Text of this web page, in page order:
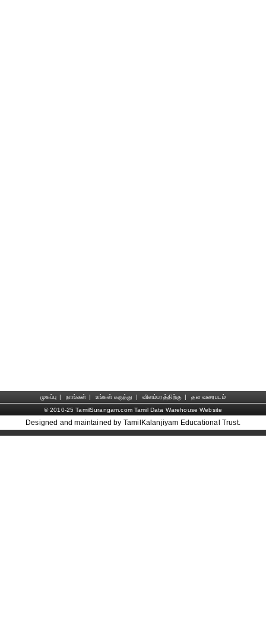
முகப்பு | நாங்கள் | உங்கள் கருத்து | விளம்பரத்திற்கு |
தள வரைபடம்
© 2010-25 TamilSurangam.com Tamil Data Warehouse Website
Designed and maintained by TamilKalanjiyam Educational Trust.